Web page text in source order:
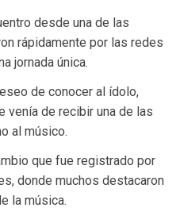
desde una de las
rápidamente por las redes
jornada única.
de conocer al ídolo,
venía de recibir una de las
al músico.
que fue registrado por
donde muchos destacaron
la música.